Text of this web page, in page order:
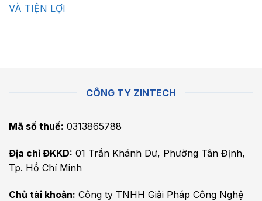
VÀ TIỆN LỢI
CÔNG TY ZINTECH
Mã số thuế: 0313865788
Địa chỉ ĐKKD: 01 Trần Khánh Dư, Phường Tân Định,
Tp. Hồ Chí Minh
Chủ tài khoản: Công ty TNHH Giải Pháp Công Nghệ